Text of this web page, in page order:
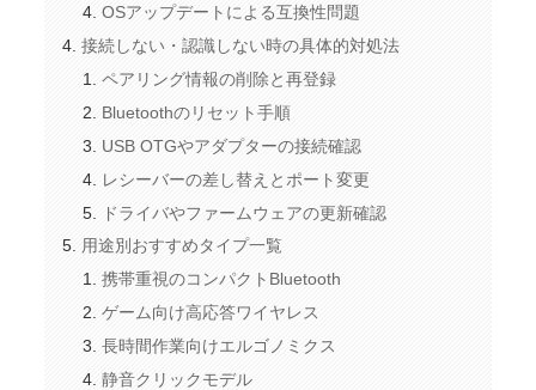
OSアップデートによる互換性問題
接続しない・認識しない時の具体的対処法
ペアリング情報の削除と再登録
Bluetoothのリセット手順
USB OTGやアダプターの接続確認
レシーバーの差し替えとポート変更
ドライバやファームウェアの更新確認
用途別おすすめタイプ一覧
携帯重視のコンパクトBluetooth
ゲーム向け高応答ワイヤレス
長時間作業向けエルゴノミクス
静音クリックモデル